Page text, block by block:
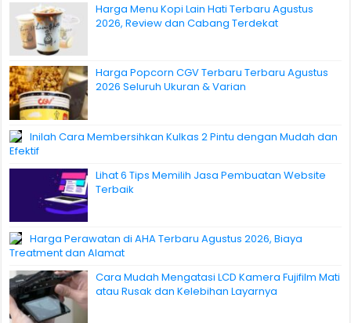
Harga Menu Kopi Lain Hati Terbaru Agustus
2026, Review dan Cabang Terdekat
Harga Popcorn CGV Terbaru Terbaru Agustus
2026 Seluruh Ukuran & Varian
Inilah Cara Membersihkan Kulkas 2 Pintu dengan Mudah dan
Efektif
Lihat 6 Tips Memilih Jasa Pembuatan Website
Terbaik
Harga Perawatan di AHA Terbaru Agustus 2026, Biaya
Treatment dan Alamat
Cara Mudah Mengatasi LCD Kamera Fujifilm Mati
atau Rusak dan Kelebihan Layarnya